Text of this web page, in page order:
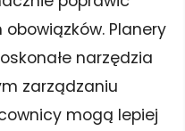
Planery
narzędzia
zarządzaniu
mogą lepiej